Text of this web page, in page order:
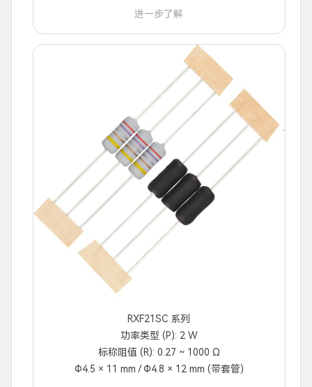
进一步了解
RXF21SC 系列
功率类型 (P): 2 W
标称阻值 (R): 0.27 ~ 1000 Ω
Φ4.5 × 11 mm / Φ4.8 × 12 mm (带套管)